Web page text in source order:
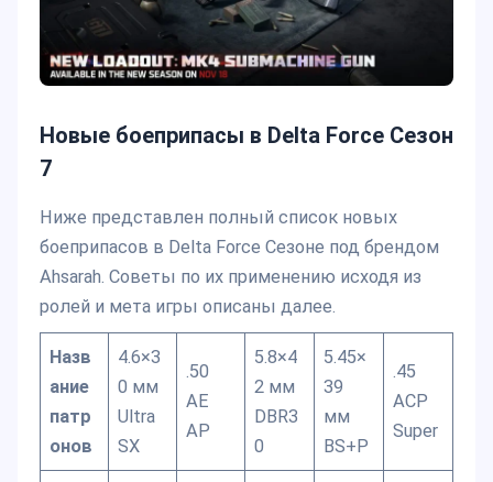
Новые боеприпасы в Delta Force Сезон
7
Ниже представлен полный список новых
боеприпасов в Delta Force Сезоне под брендом
Ahsarah. Советы по их применению исходя из
ролей и мета игры описаны далее.
Назв
ание
патр
онов
4.6×3
0 мм
Ultra
SX
.50
AE
AP
5.8×4
2 мм
DBR3
0
5.45×
39
мм
BS+P
.45
ACP
Super